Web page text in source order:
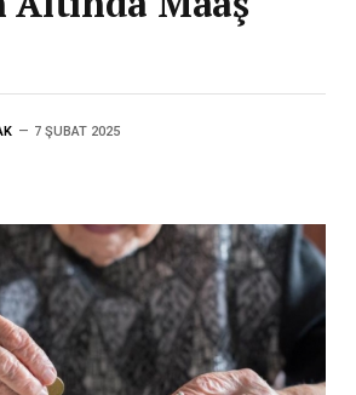
7 ŞUBAT 2025